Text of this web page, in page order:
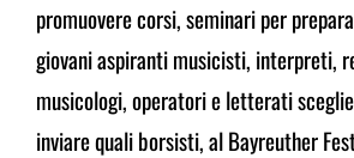
promuovere corsi, seminari per
giovani aspiranti musicisti, interpreti,
musicologi, operatori e letterati
inviare quali borsisti, al Bayreuther